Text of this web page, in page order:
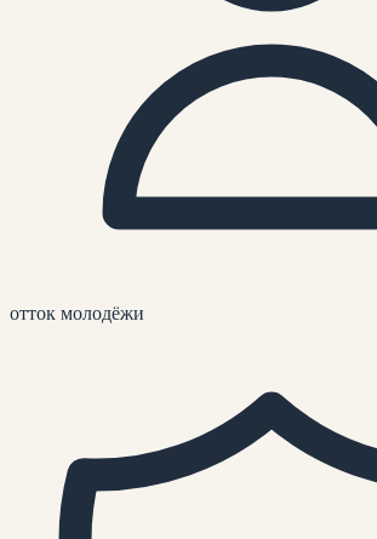
отток молодёжи